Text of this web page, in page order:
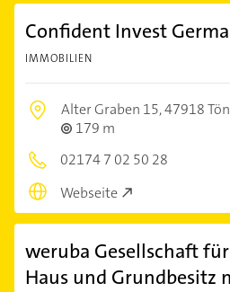
Confident Invest
IMMOBILIEN
Alter Graben 15,47918
179 m
02174 7 02 50 28
Webseite
weruba Gesellschaft
Haus und Grundbesitz